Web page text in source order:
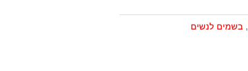
, בשמים לנשים